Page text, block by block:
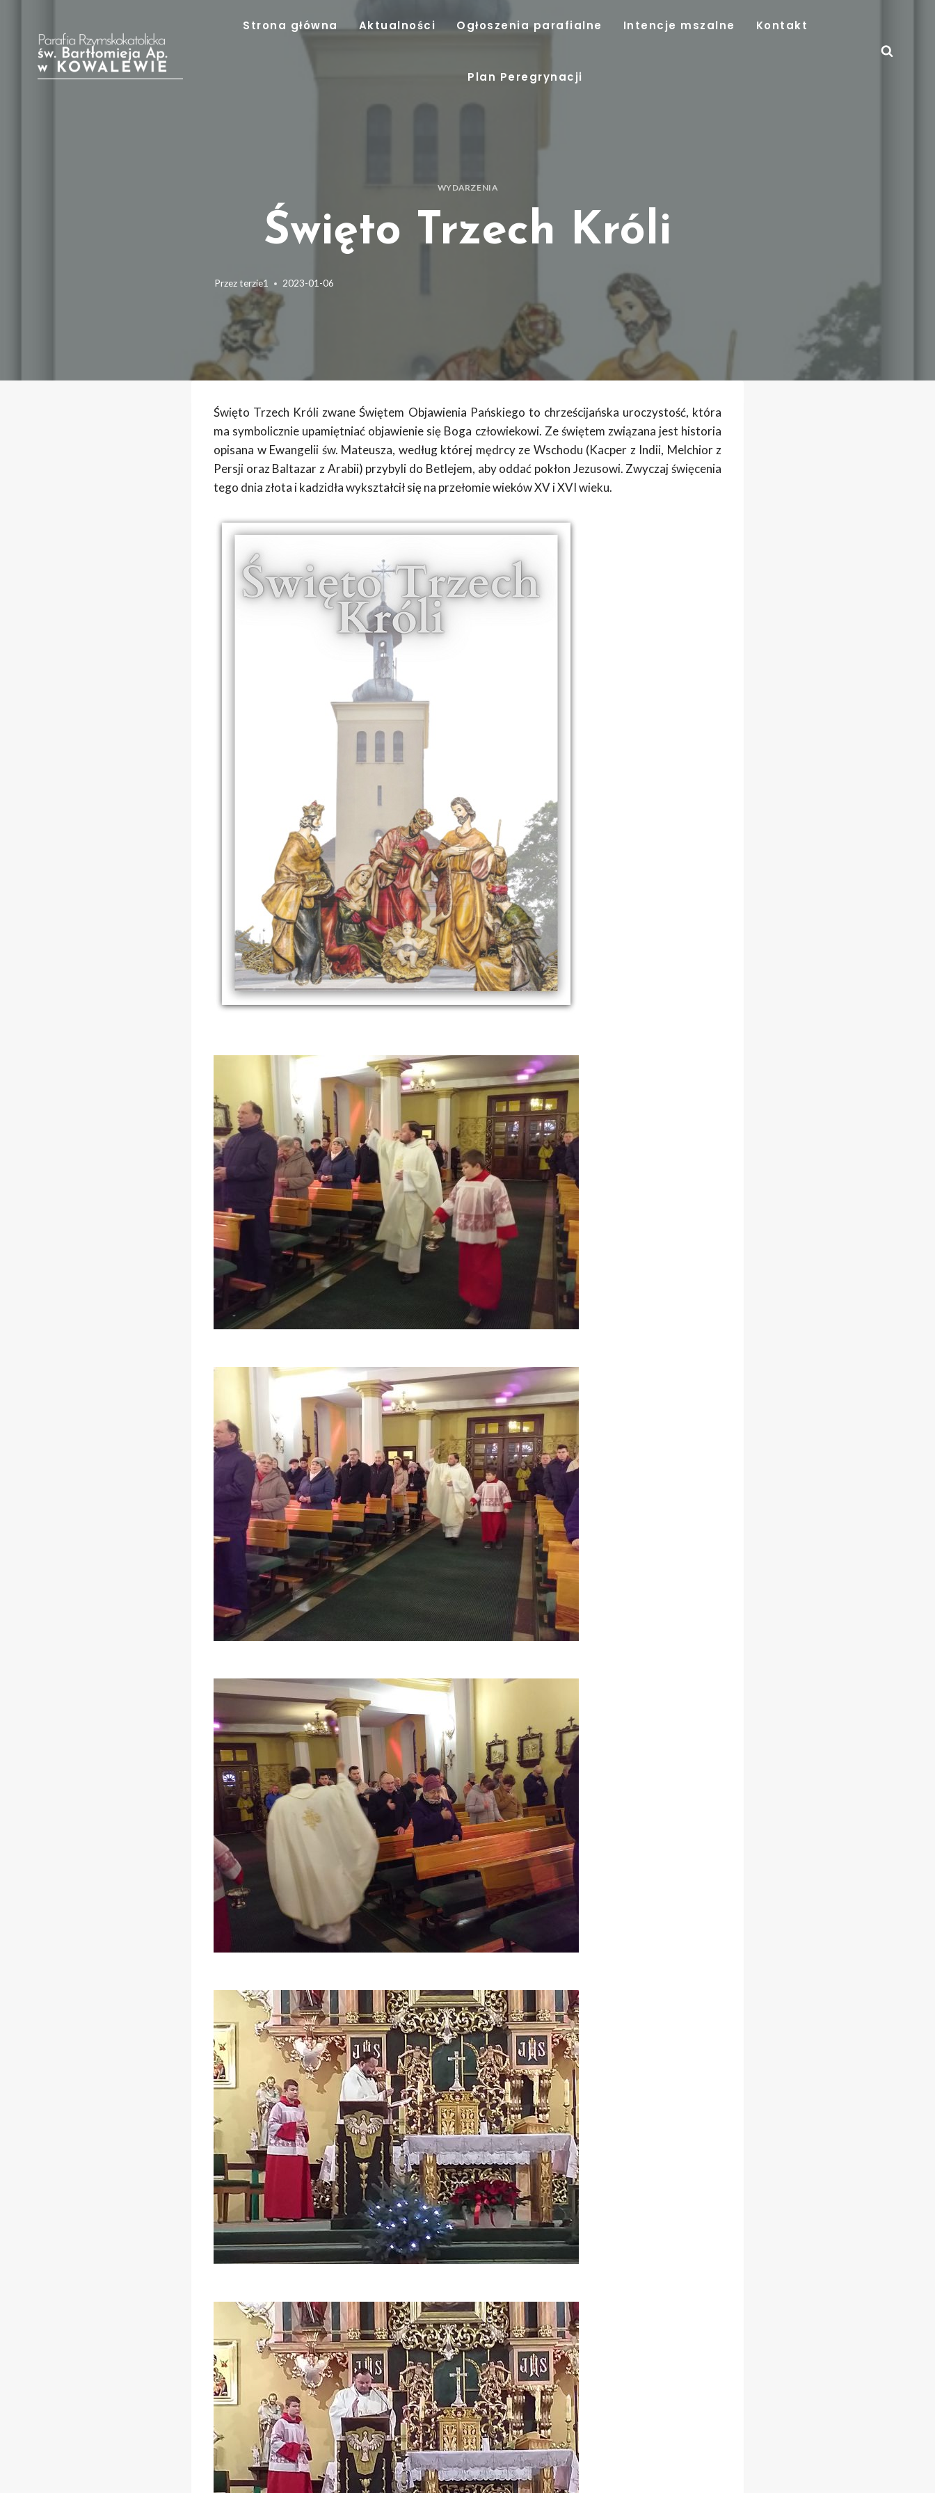
Strona główna Aktualności Ogłoszenia parafialne Intencje mszalne Kontakt
Plan Peregrynacji
WYDARZENIA
Święto Trzech Króli
Przezterzie1 2023-01-06
Święto Trzech Króli zwane Świętem Objawienia Pańskiego to chrześcijańska uroczystość, która
ma symbolicznie upamiętniać objawienie się Boga człowiekowi. Ze świętem związana jest historia
opisana w Ewangelii św. Mateusza, według której mędrcy ze Wschodu (Kacper z Indii, Melchior z
Persji oraz Baltazar z Arabii) przybyli do Betlejem, aby oddać pokłon Jezusowi. Zwyczaj święcenia
tego dnia złota i kadzidła wykształcił się na przełomie wieków XV i XVI wieku.